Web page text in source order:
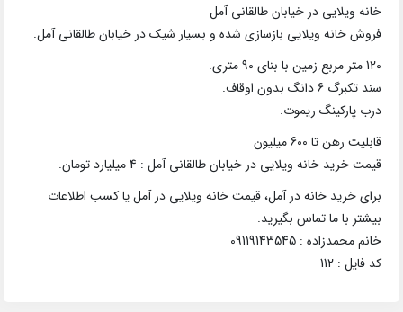
خانه ویلایی در خیابان طالقانی آمل
فروش خانه ویلایی بازسازی شده و بسیار شیک در خیابان طالقانی آمل.
120 متر مربع زمین با بنای 90 متری.
سند تکبرگ 6 دانگ بدون اوقاف.
درب پارکینگ ریموت.
قابلیت رهن تا 600 میلیون
قیمت خرید خانه ویلایی در خیابان طالقانی آمل : 4 میلیارد تومان.
برای خرید خانه در آمل، قیمت خانه ویلایی در آمل یا کسب اطلاعات
بیشتر با ما تماس بگیرید.
خانم محمدزاده : 09119143545
کد فایل : 112